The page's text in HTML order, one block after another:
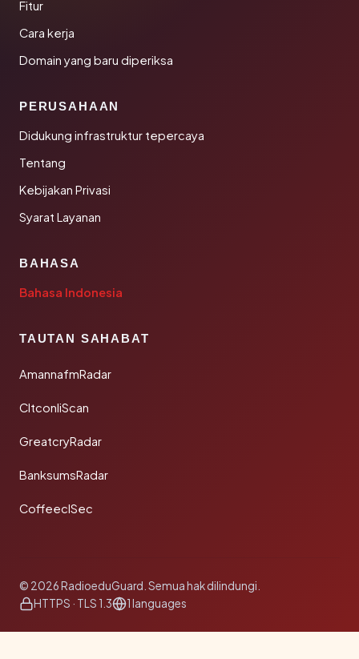
Fitur
Cara kerja
Domain yang baru diperiksa
PERUSAHAAN
Didukung infrastruktur tepercaya
Tentang
Kebijakan Privasi
Syarat Layanan
BAHASA
Bahasa Indonesia
TAUTAN SAHABAT
AmannafmRadar
CltconliScan
GreatcryRadar
BanksumsRadar
CoffeeclSec
© 2026 RadioeduGuard. Semua hak dilindungi.
HTTPS · TLS 1.3
1 languages